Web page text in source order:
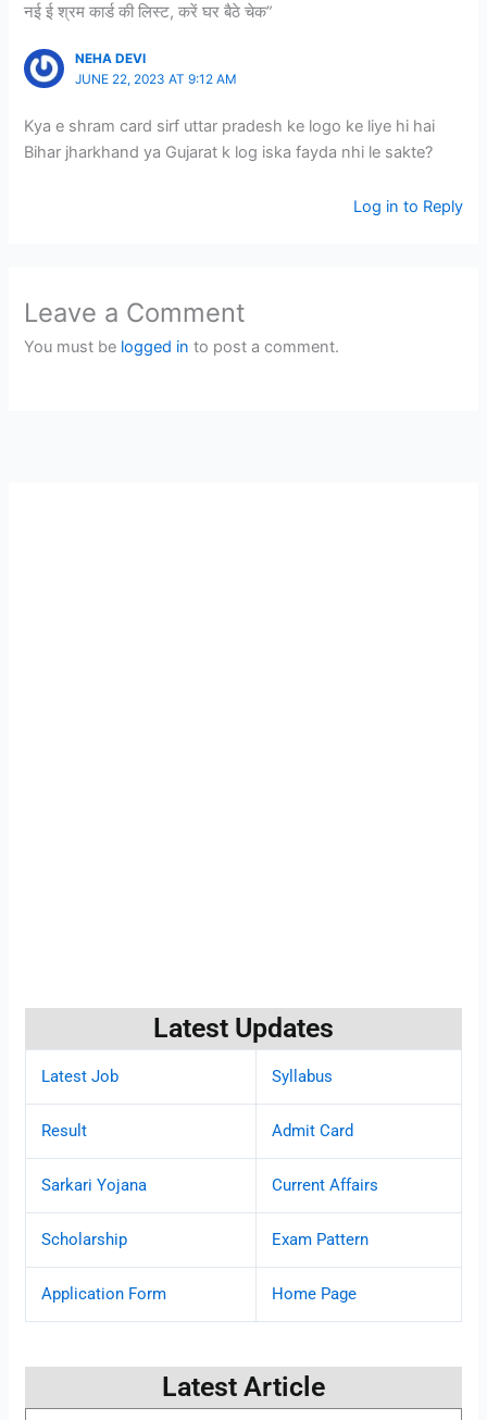
नई ई श्रम कार्ड की लिस्ट, करें घर बैठे चेक”
NEHA DEVI
JUNE 22, 2023 AT 9:12 AM
Kya e shram card sirf uttar pradesh ke logo ke liye hi hai
Bihar jharkhand ya Gujarat k log iska fayda nhi le sakte?
Log in to Reply
Leave a Comment
You must be logged in to post a comment.
Latest Updates
Latest Job Syllabus
Result Admit Card
Sarkari Yojana Current Affairs
Scholarship Exam Pattern
Application Form Home Page
Latest Article